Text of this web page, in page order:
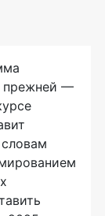
прежней —